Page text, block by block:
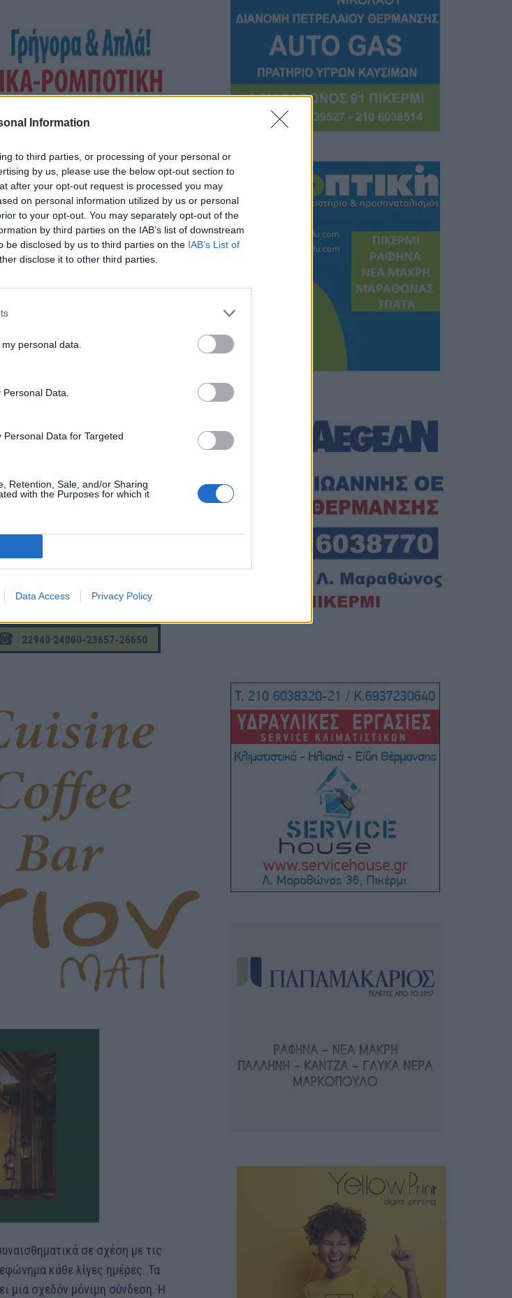
Information
to third parties, or processing of your personal or
by us, please use the below opt-out section to
after your opt-out request is processed you may
on personal information utilized by us or personal
to your opt-out. You may separately opt-out of the
by third parties on the IAB’s list of downstream
be disclosed by us to third parties on the IAB’s List of
disclose it to other third parties.
personal data.
Data.
Data for Targeted
Retention, Sale, and/or Sharing
with the Purposes for which it
Data Access Privacy Policy
σε σχέση με τις
κάθε λίγες ημέρες. Τα
μια σχεδόν μόνιμη σύνδεση. Η